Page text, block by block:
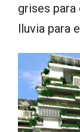
grises para
lluvia para